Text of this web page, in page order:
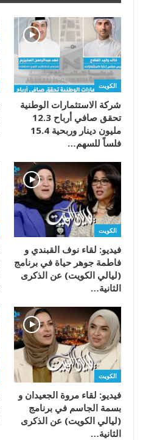
الكويت
شركة الاستثمارات الوطنية
تحقق صافي أرباح 12.3
مليون دينار وربحية 15.4
فلساً للسهم…
الكويت
فيديو: لقاء نوف القبندي و
فاطمة جوهر حياة في برنامج
(ليالي الكويت) عن الذكرى
الثانية…
الكويت
فيديو: لقاء مروة الجعيدان و
بسمة الجاسم في برنامج
(ليالي الكويت) عن الذكرى
الثانية…